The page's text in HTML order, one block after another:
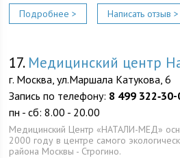
Подробнее > Написать отзыв >
17. Медицинский центр
г. Москва, ул.Маршала Катукова, 6
Запись по телефону: 8 499 322‑30-
пн - сб: 8.00 - 20.00
Медицинский Центр «НАТАЛИ-МЕД»
2000 году в центре самого
района Москвы - Строгино.